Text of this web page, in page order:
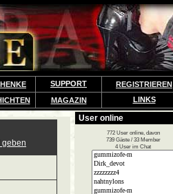
SUPPORT
REGISTRIEREN
MAGAZIN LINKS
geben
User online
772 User online, davon
739 Gäste / 33 Member
4 User im Chat